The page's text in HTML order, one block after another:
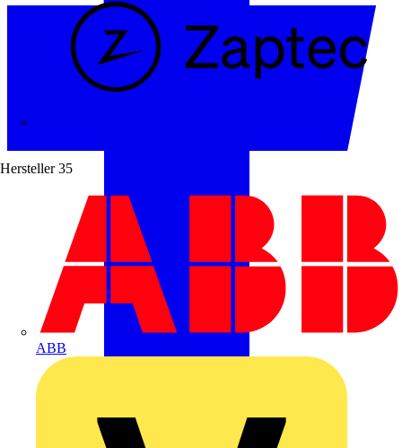
Hersteller 35
ABB